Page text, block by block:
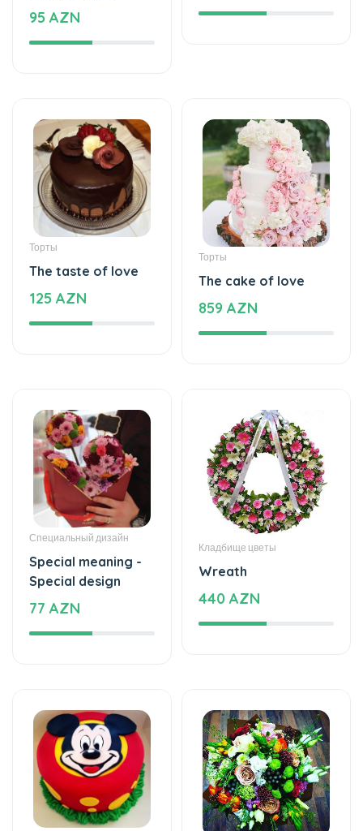
95 AZN
Торты
The taste of love
125 AZN
Торты
The cake of love
859 AZN
Специальный дизайн
Special meaning -
Special design
77 AZN
Кладбище цветы
Wreath
440 AZN